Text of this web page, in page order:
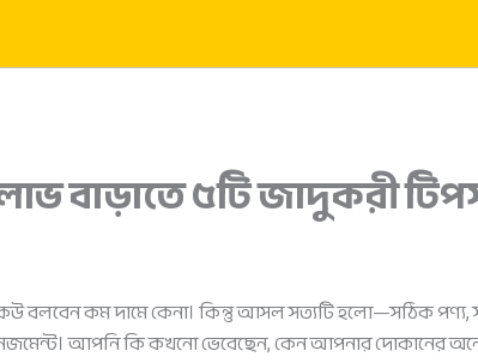
বাড়াতে ৫টি জাদুকরী
বলবেন কম দামে কেনা। কিন্তু আসল সত্যটি হলো—সঠিক পণ্য,
আপনি কি কখনো ভেবেছেন, কেন আপনার দোকানের